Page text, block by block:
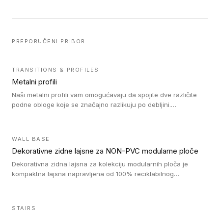
PREPORUČENI PRIBOR
TRANSITIONS & PROFILES
Metalni profili
Naši metalni profili vam omogućavaju da spojite dve različite
podne obloge koje se značajno razlikuju po debljini.
WALL BASE
Dekorativne zidne lajsne za NON-PVC modularne ploče
Dekorativna zidna lajsna za kolekciju modularnih ploča je
kompaktna lajsna napravljena od 100% reciklabilnog
STAIRS